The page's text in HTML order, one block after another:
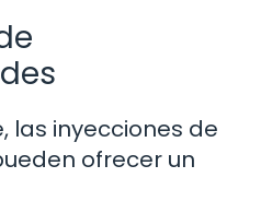
las inyecciones de
ofrecer un